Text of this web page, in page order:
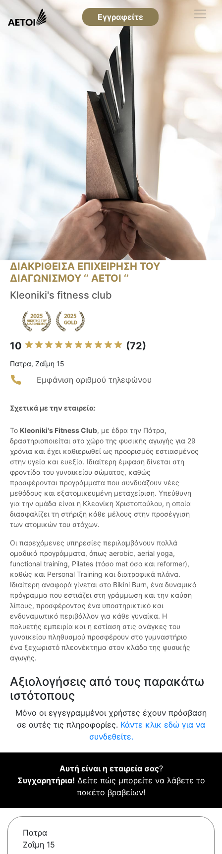
Εγγραφείτε
ΔΙΑΚΡΙΘΕΙΣΑ ΕΠΙΧΕΙΡΗΣΗ ΤΟΥ
ΔΙΑΓΩΝΙΣΜΟΥ ‘’ ΑΕΤΟΙ ‘’
Kleoniki's fitness club
10 (72)
Πατρα, Ζαΐμη 15
Εμφάνιση αριθμού τηλεφώνου
Σχετικά με την εταιρεία:
Το Kleoniki's Fitness Club, με έδρα την Πάτρα,
δραστηριοποιείται στο χώρο της φυσικής αγωγής για 29
χρόνια και έχει καθιερωθεί ως προορισμός εστιασμένος
στην υγεία και ευεξία. Ιδιαίτερη έμφαση δίνεται στη
φροντίδα του γυναικείου σώματος, καθώς
προσφέρονται προγράμματα που συνδυάζουν νέες
μεθόδους και εξατομικευμένη μεταχείριση. Υπεύθυνη
για την ομάδα είναι η Κλεονίκη Χριστοπούλου, η οποία
διασφαλίζει τη στήριξη κάθε μέλους στην προσέγγιση
των ατομικών του στόχων.
Οι παρεχόμενες υπηρεσίες περιλαμβάνουν πολλά
ομαδικά προγράμματα, όπως aerobic, aerial yoga,
functional training, Pilates (τόσο mat όσο και reformer),
καθώς και Personal Training και διατροφικά πλάνα.
Ιδιαίτερη αναφορά γίνεται στο Bikini Burn, ένα δυναμικό
πρόγραμμα που εστιάζει στη γράμμωση και την καύση
λίπους, προσφέροντας ένα υποστηρικτικό και
ενδυναμωτικό περιβάλλον για κάθε γυναίκα. Η
πολυετής εμπειρία και η εστίαση στις ανάγκες του
γυναικείου πληθυσμού προσφέρουν στο γυμναστήριο
ένα ξεχωριστό πλεονέκτημα στον κλάδο της φυσικής
αγωγής.
Αξιολογήσεις από τους παρακάτω
ιστότοπους
Μόνο οι εγγεγραμμένοι χρήστες έχουν πρόσβαση
σε αυτές τις πληροφορίες. Κάντε κλικ εδώ για να
συνδεθείτε.
Αυτή είναι η εταιρεία σας?
Συγχαρητήρια! Δείτε πώς μπορείτε να λάβετε το
πακέτο βραβείων!
Πατρα
Ζαΐμη 15